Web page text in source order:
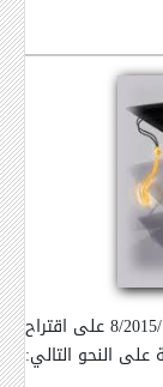
وافق مجلس قسم الصحة النفسية بتاريخ 30 /8/2015 على اقتراح
النحو التالي: